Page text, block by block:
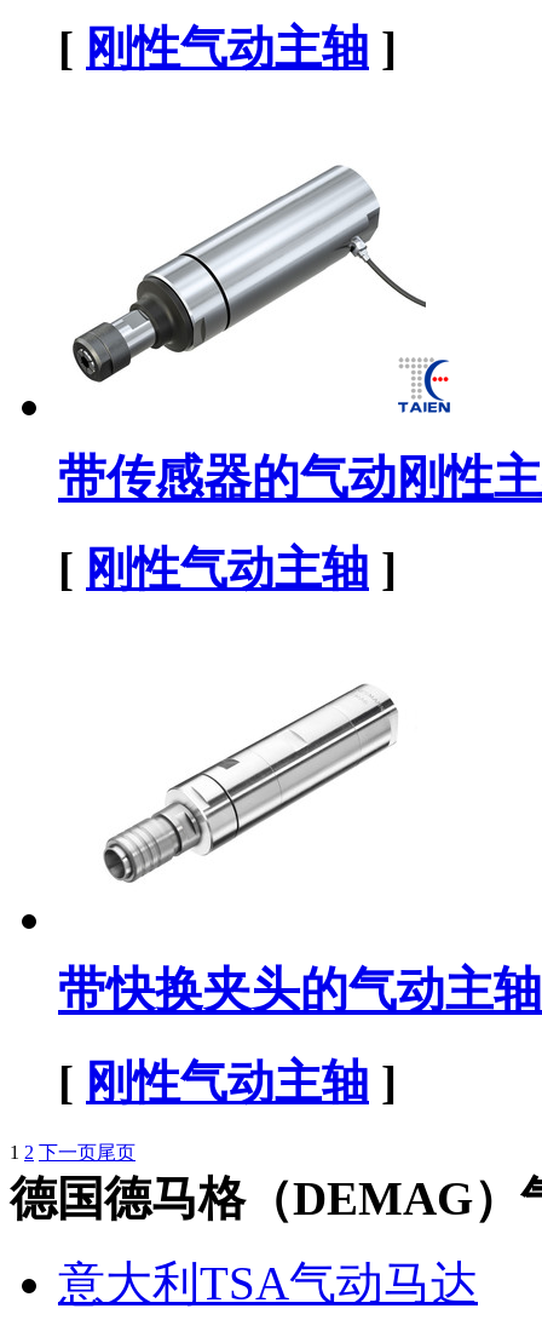
[ 刚性气动主轴 ]
带传感器的气动刚性
[ 刚性气动主轴 ]
带快换夹头的气动主轴
[ 刚性气动主轴 ]
1 2 下一页尾页
德国德马格（DEMAG）
意大利TSA气动马达